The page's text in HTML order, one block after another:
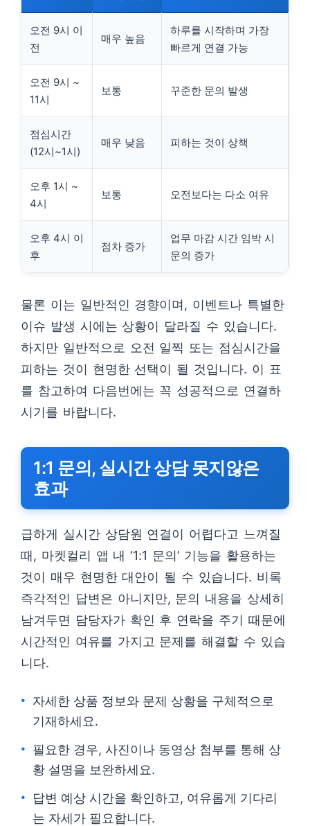
오전 9시 이
전
매우 높음
하루를 시작하며 가장
빠르게 연결 가능
오전 9시 ~
11시
보통 꾸준한 문의 발생
점심시간
(12시~1시)
매우 낮음 피하는 것이 상책
오후 1시 ~
4시
보통 오전보다는 다소 여유
오후 4시 이
후
점차 증가
업무 마감 시간 임박 시
문의 증가
물론 이는 일반적인 경향이며, 이벤트나 특별한
이슈 발생 시에는 상황이 달라질 수 있습니다.
하지만 일반적으로 오전 일찍 또는 점심시간을
피하는 것이 현명한 선택이 될 것입니다. 이 표
를 참고하여 다음번에는 꼭 성공적으로 연결하
시기를 바랍니다.
1:1 문의, 실시간 상담 못지않은
효과
급하게 실시간 상담원 연결이 어렵다고 느껴질
때, 마켓컬리 앱 내 ‘1:1 문의’ 기능을 활용하는
것이 매우 현명한 대안이 될 수 있습니다. 비록
즉각적인 답변은 아니지만, 문의 내용을 상세히
남겨두면 담당자가 확인 후 연락을 주기 때문에
시간적인 여유를 가지고 문제를 해결할 수 있습
니다.
자세한 상품 정보와 문제 상황을 구체적으로
기재하세요.
필요한 경우, 사진이나 동영상 첨부를 통해 상
황 설명을 보완하세요.
답변 예상 시간을 확인하고, 여유롭게 기다리
는 자세가 필요합니다.